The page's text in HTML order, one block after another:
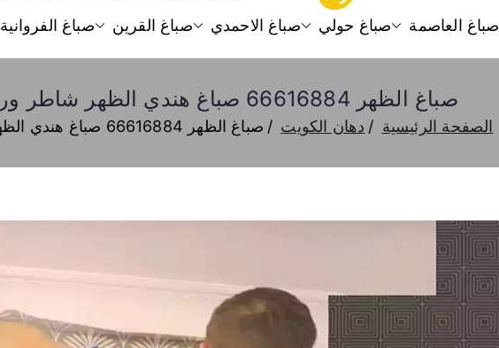
صباغ
صباغ الكويت 66616884 صباغ هندي رخيص و شاطر دهان منازل وتركيب ورق جدران صباغ العاصمة صباغ حولي صباغ الاحمدي صباغ القرين صباغ الفروانية
صباغ الظهر 66616884 صباغ هندي الظهر شاطر ورخيص دهان واصباغ
الصفحة الرئيسية دهان الكويت صباغ الظهر 66616884 صباغ هندي الظهر شاطر ورخيص دهان واصباغ